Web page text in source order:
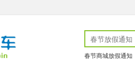
春节商城放假通知